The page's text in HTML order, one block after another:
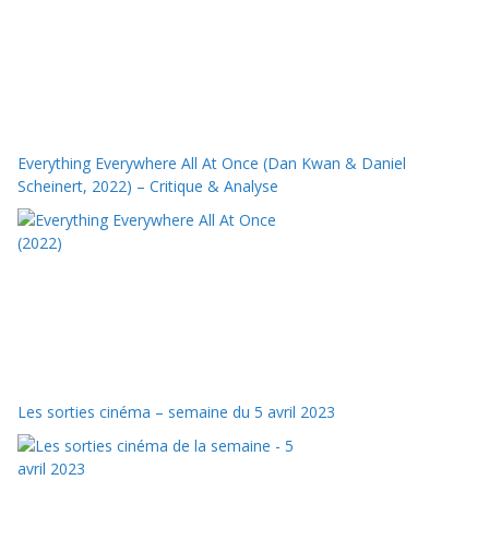
Everything Everywhere All At Once (Dan Kwan & Daniel
Scheinert, 2022) – Critique & Analyse
Les sorties cinéma – semaine du 5 avril 2023